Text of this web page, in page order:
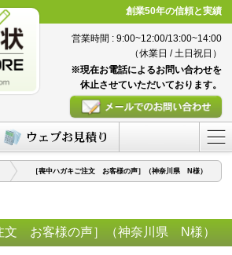
創業50年の信頼と実績
営業時間 : 9:00~12:00/13:00~14:00
（休業日 / 土日祝日）
※現在お電話によるお問い合わせを
休止させていただいております。
［喪中ハガキご注文 お客様の声］（神奈川県 N様）
文 お客様の声］（神奈川県 N様）